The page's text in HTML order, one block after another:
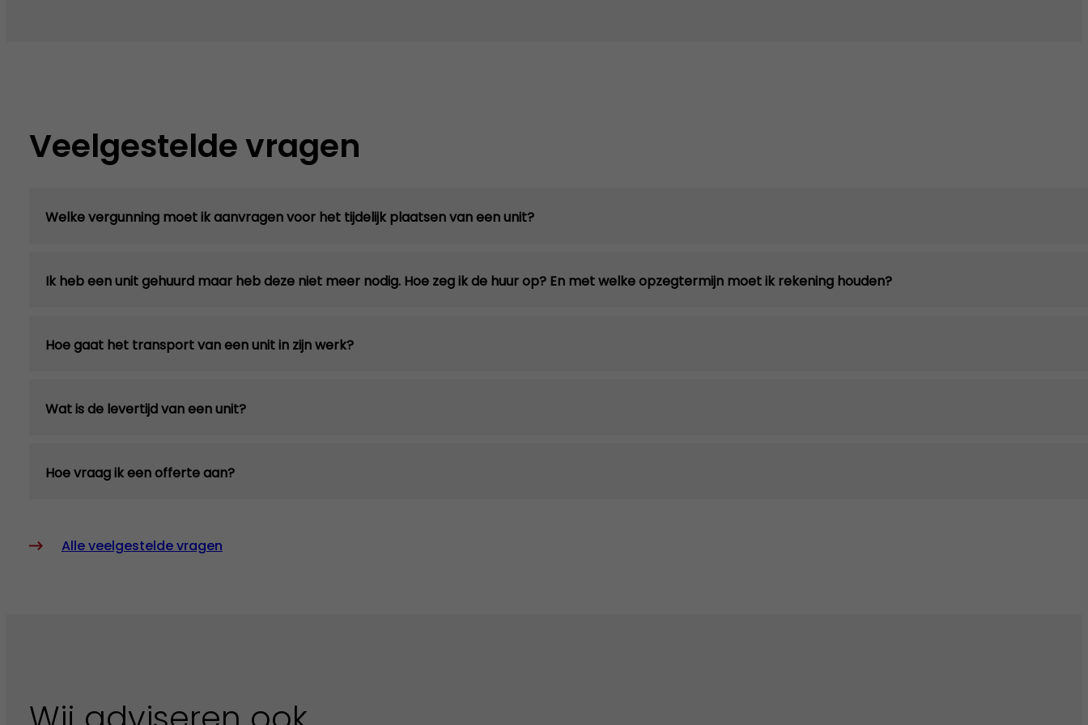
Veelgestelde vragen
Welke vergunning moet ik aanvragen voor het tijdelijk plaatsen van een unit?
Ik heb een unit gehuurd maar heb deze niet meer nodig. Hoe zeg ik de huur op? En met welke opzegtermijn moet ik rekening houden?
Hoe gaat het transport van een unit in zijn werk?
Wat is de levertijd van een unit?
Hoe vraag ik een offerte aan?
Alle veelgestelde vragen